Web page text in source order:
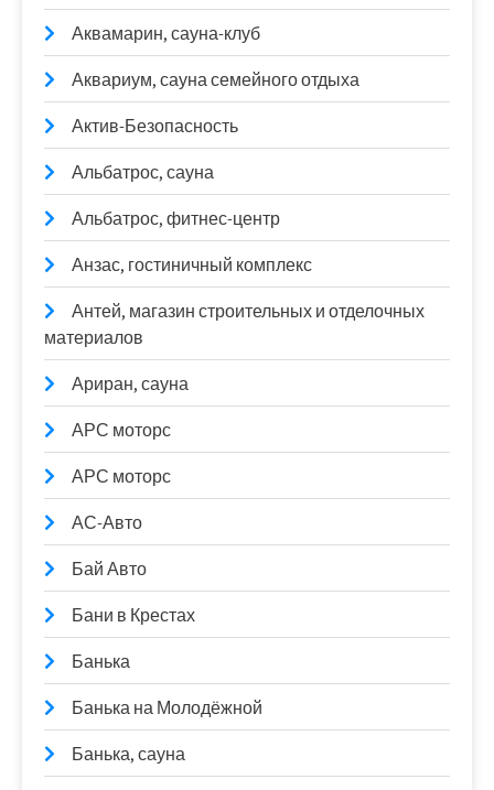
Аквамарин, сауна-клуб
Аквариум, сауна семейного отдыха
Актив-Безопасность
Альбатрос, сауна
Альбатрос, фитнес-центр
Анзас, гостиничный комплекс
Антей, магазин строительных и отделочных
материалов
Ариран, сауна
АРС моторс
АРС моторс
АС-Авто
Бай Авто
Бани в Крестах
Банька
Банька на Молодёжной
Банька, сауна